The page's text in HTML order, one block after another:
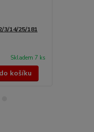
3/14/25/181
Skladem 7 ks
košíku